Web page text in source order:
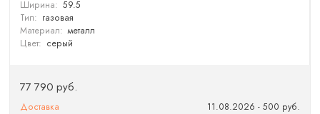
Ширина: 59.5
Тип: газовая
Материал: металл
Цвет: серый
77 790 руб.
Доставка
11.08.2026 - 500 руб.